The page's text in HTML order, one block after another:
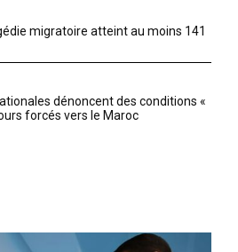
migratoire atteint au moins 141
dénoncent des conditions «
forcés vers le Maroc